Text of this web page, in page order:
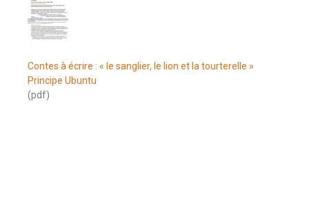
Contes à écrire : « le sanglier, le lion et la tourterelle »
Principe Ubuntu
(pdf)